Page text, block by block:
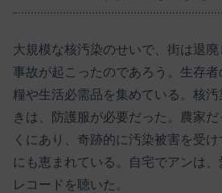
大規模な核汚染のせいで、街は退
事故が起こったのであろう。生存
糧や生活必需品を集めている。核
きは、防護服が必要だった。農家
くにあり、奇跡的に汚染被害を受
にも恵まれている。自宅でアンは
レコードを聴いた。